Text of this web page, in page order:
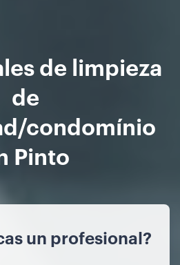
de limpieza
de
condomínio
Pinto
un profesional?